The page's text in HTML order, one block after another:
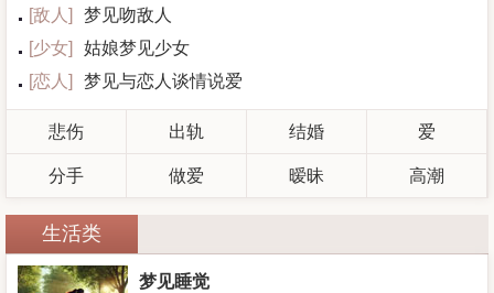
[敌人 ]
梦见吻敌人
[少女]
姑娘梦见少女
[恋人 ] 梦见与恋人谈情说爱
悲伤 出轨 结婚 爱
分手 做爱 暧昧 高潮
生活类
梦见睡觉